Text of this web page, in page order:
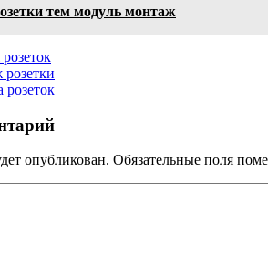
тем модуль монтаж
опубликован. Обязательные поля